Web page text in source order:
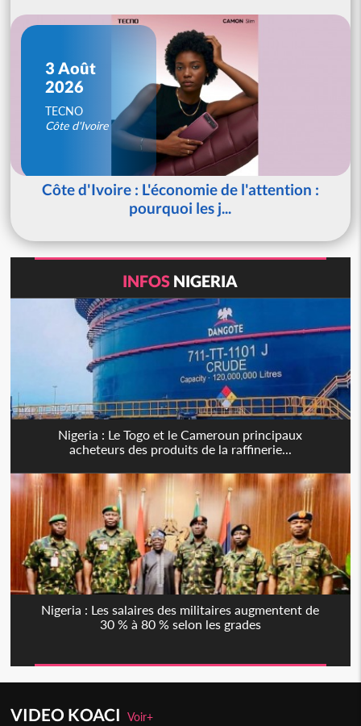
3 Août
2026
TECNO
Côte d'Ivoire
Côte d'Ivoire : L'économie de l'attention :
pourquoi les j...
INFOS NIGERIA
Nigeria : Le Togo et le Cameroun principaux
acheteurs des produits de la raffinerie...
Nigeria : Les salaires des militaires augmentent de
30 % à 80 % selon les grades
VIDEO KOACIVoir+